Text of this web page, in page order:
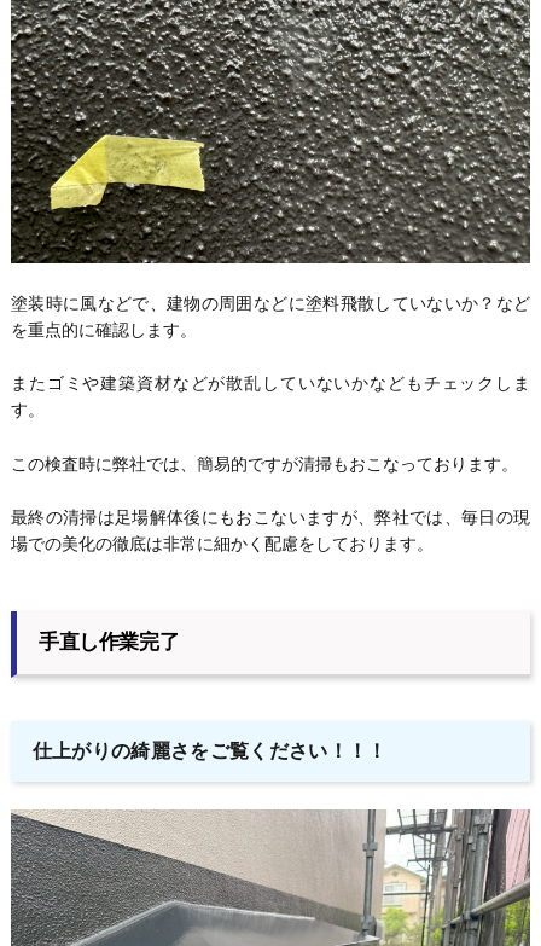
塗装時に風などで、建物の周囲などに塗料飛散していないか？など
を重点的に確認します。
またゴミや建築資材などが散乱していないかなどもチェックしま
す。
この検査時に弊社では、簡易的ですが清掃もおこなっております。
最終の清掃は足場解体後にもおこないますが、弊社では、毎日の現
場での美化の徹底は非常に細かく配慮をしております。
手直し作業完了
仕上がりの綺麗さをご覧ください！！！